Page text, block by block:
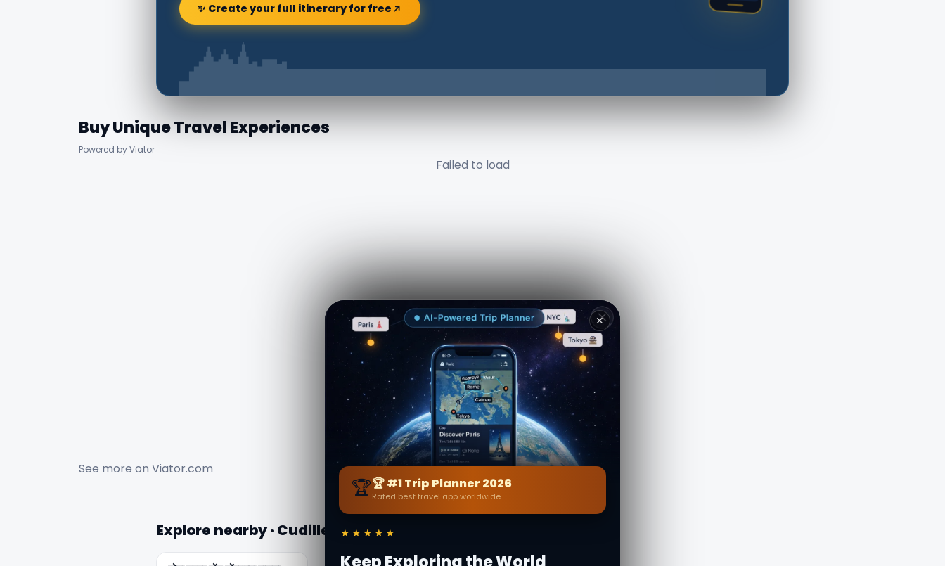
✨ Create your full itinerary for free
Buy Unique Travel Experiences
Powered by Viator
Failed to load
See more on Viator.com
Explore nearby · Cudillero
✕
🏆🏆 #1 Trip Planner 2026
Rated best travel app worldwide
★★★★★